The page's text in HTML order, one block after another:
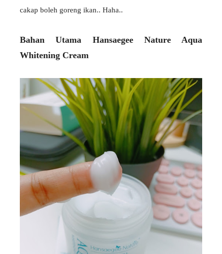
cakap boleh goreng ikan.. Haha..
Bahan Utama Hansaegee Nature Aqua
Whitening Cream